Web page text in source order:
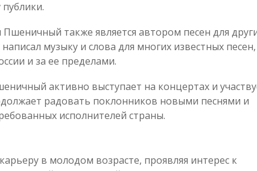
также является автором песен для
музыку и слова для многих известных песен,
и за ее пределами.
активно выступает на концертах и
радовать поклонников новыми песнями и
исполнителей страны.
в молодом возрасте, проявляя интерес к